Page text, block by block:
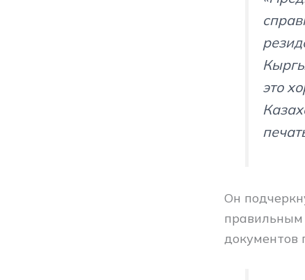
это
Он
правильным
документов